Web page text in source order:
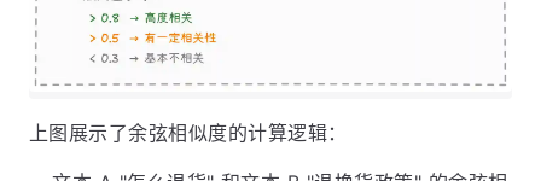
上图展示了余弦相似度的计算逻辑：